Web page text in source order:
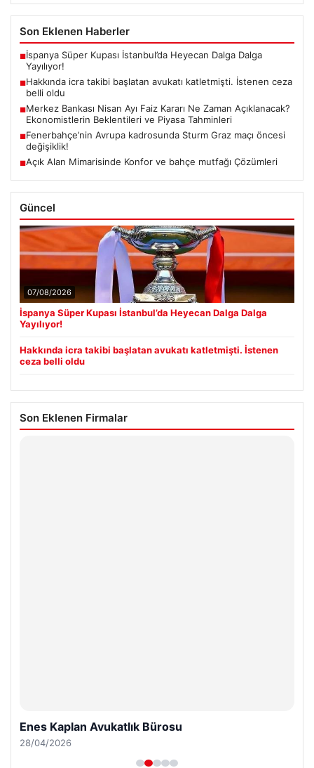
Son Eklenen Haberler
■İspanya Süper Kupası İstanbul’da Heyecan Dalga Dalga
Yayılıyor!
■Hakkında icra takibi başlatan avukatı katletmişti. İstenen ceza
belli oldu
■Merkez Bankası Nisan Ayı Faiz Kararı Ne Zaman Açıklanacak?
Ekonomistlerin Beklentileri ve Piyasa Tahminleri
■Fenerbahçe’nin Avrupa kadrosunda Sturm Graz maçı öncesi
değişiklik!
■Açık Alan Mimarisinde Konfor ve bahçe mutfağı Çözümleri
Güncel
07/08/2026
İspanya Süper Kupası İstanbul’da Heyecan Dalga Dalga
Yayılıyor!
Hakkında icra takibi başlatan avukatı katletmişti. İstenen
ceza belli oldu
Son Eklenen Firmalar
Enes Kaplan Avukatlık Bürosu
28/04/2026